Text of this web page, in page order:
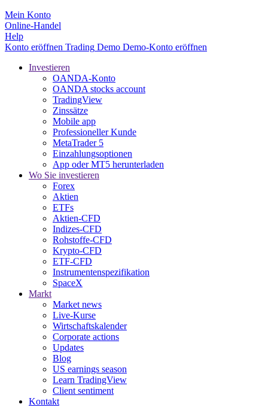
Mein Konto
Online-Handel
Help
Konto eröffnen Trading Demo Demo-Konto eröffnen
Investieren
OANDA-Konto
OANDA stocks account
TradingView
Zinssätze
Mobile app
Professioneller Kunde
MetaTrader 5
Einzahlungsoptionen
App oder MT5 herunterladen
Wo Sie investieren
Forex
Aktien
ETFs
Aktien-CFD
Indizes-CFD
Rohstoffe-CFD
Krypto-CFD
ETF-CFD
Instrumentenspezifikation
SpaceX
Markt
Market news
Live-Kurse
Wirtschaftskalender
Corporate actions
Updates
Blog
US earnings season
Learn TradingView
Client sentiment
Kontakt